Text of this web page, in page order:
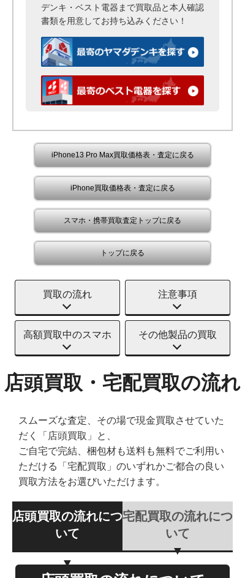
デンキ・ベスト電器まで買取品と本人確認
書類を用意してお持ち込みください！
iPhone13 Pro Max買取価格表・査定に戻る
iPhone買取価格表・査定に戻る
スマホ・携帯買取査定トップに戻る
トップに戻る
買取の流れ 注意事項
高額買取中のスマホ その他製品の買取
店頭買取・宅配買取の流れ
スムーズな査定、その場で現金買取させていた
だく「店頭買取」と、
ご自宅で完結、梱包材も送料も無料でご利用い
ただける「宅配買取」のいずれかご都合の良い
買取方法をお選びいただけます。
店頭買取の流れにつ
いて
宅配買取の流れにつ
いて